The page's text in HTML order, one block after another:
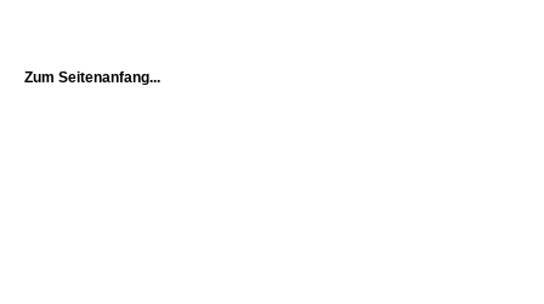
Zum Seitenanfang...